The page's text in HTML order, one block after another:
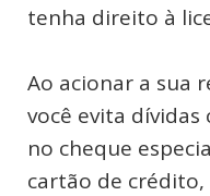
tenha direito à
Ao acionar a sua
você evita
no cheque
cartão de crédito,